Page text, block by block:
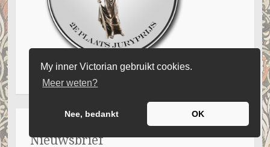
My inner Victorian gebruikt cookies.
Meer weten?
Nee, bedankt OK
Nieuwsbrief